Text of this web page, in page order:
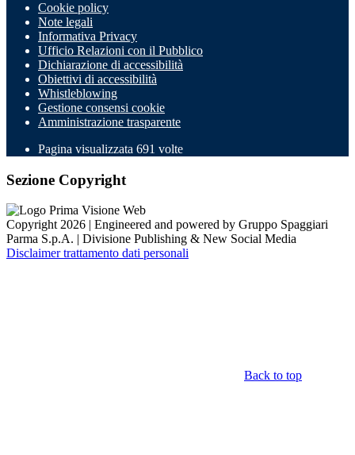
Cookie policy
Note legali
Informativa Privacy
Ufficio Relazioni con il Pubblico
Dichiarazione di accessibilità
Obiettivi di accessibilità
Whistleblowing
Gestione consensi cookie
Amministrazione trasparente
Pagina visualizzata 691 volte
Sezione Copyright
Copyright 2026 | Engineered and powered by Gruppo Spaggiari
Parma S.p.A. | Divisione Publishing & New Social Media
Disclaimer trattamento dati personali
Back to top